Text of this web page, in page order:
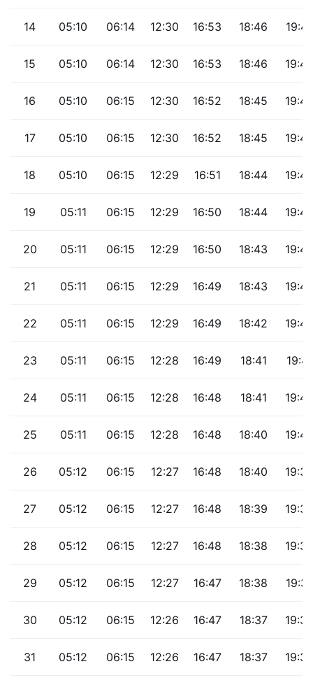
14 05:10 06:14 12:30 16:53 18:46 19:47
15 05:10 06:14 12:30 16:53 18:46 19:46
16 05:10 06:15 12:30 16:52 18:45 19:45
17 05:10 06:15 12:30 16:52 18:45 19:45
18 05:10 06:15 12:29 16:51 18:44 19:44
19 05:11 06:15 12:29 16:50 18:44 19:44
20 05:11 06:15 12:29 16:50 18:43 19:43
21 05:11 06:15 12:29 16:49 18:43 19:42
22 05:11 06:15 12:29 16:49 18:42 19:42
23 05:11 06:15 12:28 16:49 18:41 19:41
24 05:11 06:15 12:28 16:48 18:41 19:40
25 05:11 06:15 12:28 16:48 18:40 19:40
26 05:12 06:15 12:27 16:48 18:40 19:39
27 05:12 06:15 12:27 16:48 18:39 19:38
28 05:12 06:15 12:27 16:48 18:38 19:38
29 05:12 06:15 12:27 16:47 18:38 19:37
30 05:12 06:15 12:26 16:47 18:37 19:36
31 05:12 06:15 12:26 16:47 18:37 19:35